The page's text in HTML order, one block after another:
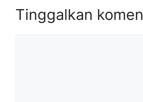
Tinggalkan